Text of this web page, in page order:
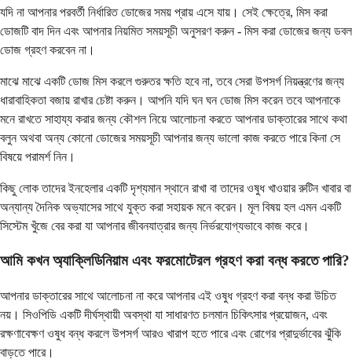
যদি না আপনার পরবর্তী নির্ধারিত ডোজের সময় প্রায় এসে যায়। সেই ক্ষেত্রে, মিস করা
ডোজটি বাদ দিন এবং আপনার নিয়মিত সময়সূচী অনুসরণ করুন - মিস করা ডোজের জন্য ডবল
ডোজ গ্রহণ করবেন না।
মাঝে মাঝে একটি ডোজ মিস করলে গুরুতর ক্ষতি হবে না, তবে সেরা উপসর্গ নিয়ন্ত্রণের জন্য
ধারাবাহিকতা বজায় রাখার চেষ্টা করুন। আপনি যদি ঘন ঘন ডোজ মিস করেন তবে আপনাকে
মনে রাখতে সাহায্য করার জন্য কৌশল নিয়ে আলোচনা করতে আপনার ডাক্তারের সাথে কথা
বলুন অথবা অন্য কোনো ডোজের সময়সূচী আপনার জন্য ভালো কাজ করতে পারে কিনা সে
বিষয়ে পরামর্শ নিন।
কিছু লোক তাদের ইনহেলার একটি দৃশ্যমান স্থানে রাখা বা তাদের ওষুধ খাওয়ার রুটিন খাবার বা
অন্যান্য দৈনিক অভ্যাসের সাথে যুক্ত করা সহায়ক মনে করেন। মূল বিষয় হল এমন একটি
সিস্টেম খুঁজে বের করা যা আপনার জীবনযাত্রার জন্য নির্ভরযোগ্যভাবে কাজ করে।
আমি কখন অ্যাক্লিডিনিয়াম এবং ফরমোটেরল গ্রহণ করা বন্ধ করতে পারি?
আপনার ডাক্তারের সাথে আলোচনা না করে আপনার এই ওষুধ গ্রহণ করা বন্ধ করা উচিত
নয়। সিওপিডি একটি দীর্ঘস্থায়ী অবস্থা যা সাধারণত চলমান চিকিৎসার প্রয়োজন, এবং
রক্ষণাবেক্ষণ ওষুধ বন্ধ করলে উপসর্গ আরও খারাপ হতে পারে এবং রোগের প্রাদুর্ভাবের ঝুঁকি
বাড়তে পারে।